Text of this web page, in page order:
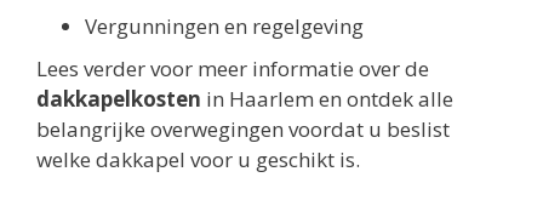
Vergunningen en regelgeving
Lees verder voor meer informatie over de
dakkapelkosten in Haarlem en ontdek alle
belangrijke overwegingen voordat u beslist
welke dakkapel voor u geschikt is.